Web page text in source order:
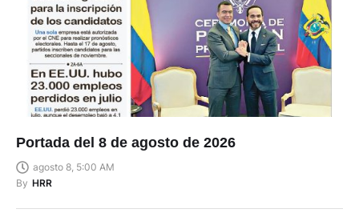
Portada del 8 de agosto de 2026
agosto 8, 5:00 AM
By HRR